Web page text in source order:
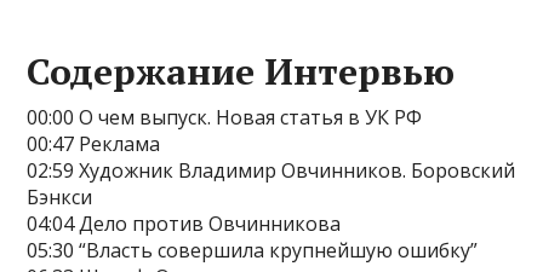
Содержание Интервью
00:00 О чем выпуск. Новая статья в УК РФ
00:47 Реклама
02:59 Художник Владимир Овчинников. Боровский
Бэнкси
04:04 Дело против Овчинникова
05:30 “Власть совершила крупнейшую ошибку”